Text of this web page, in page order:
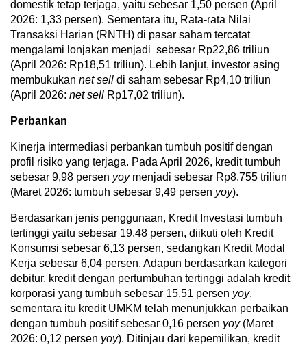
domestik tetap terjaga, yaitu sebesar 1,50 persen (April
2026: 1,33 persen). Sementara itu, Rata-rata Nilai
Transaksi Harian (RNTH) di pasar saham tercatat
mengalami lonjakan menjadi sebesar Rp22,86 triliun
(April 2026: Rp18,51 triliun). Lebih lanjut, investor asing
membukukan net sell di saham sebesar Rp4,10 triliun
(April 2026: net sell Rp17,02 triliun).
Perbankan
Kinerja intermediasi perbankan tumbuh positif dengan
profil risiko yang terjaga. Pada April 2026, kredit tumbuh
sebesar 9,98 persen yoymenjadi sebesar Rp8.755 triliun
(Maret 2026: tumbuh sebesar 9,49 persen yoy).
Berdasarkan jenis penggunaan, Kredit Investasi tumbuh
tertinggi yaitu sebesar 19,48 persen, diikuti oleh Kredit
Konsumsi sebesar 6,13 persen, sedangkan Kredit Modal
Kerja sebesar 6,04 persen. Adapun berdasarkan kategori
debitur, kredit dengan pertumbuhan tertinggi adalah kredit
korporasi yang tumbuh sebesar 15,51 persen yoy,
sementara itu kredit UMKM telah menunjukkan perbaikan
dengan tumbuh positif sebesar 0,16 persen yoy(Maret
2026: 0,12 persen yoy). Ditinjau dari kepemilikan, kredit